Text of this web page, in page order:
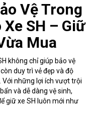
Vệ Trong
SH – Giữ
Mua
không chỉ giúp bảo vệ
duy trì vẻ đẹp và độ
những lợi ích vượt trội
và dễ dàng vệ sinh,
giữ xe SH luôn mới như